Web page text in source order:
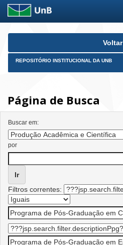
Skip
Voltar
REPOSITÓRIO INSTITUCIONAL DA UNB
Página de Busca
Buscar em:
por
Filtros correntes: